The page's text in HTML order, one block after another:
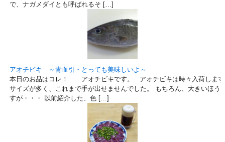
で、ナガメダイとも呼ばれるそ […]
アオチビキ ～青血引・とっても美味しいよ～
本日のお品はコレ！ アオチビキです。 アオチビキは時々入荷します
サイズが多く、これまで手が出せませんでした。 もちろん、大きいほう
すが・・・ 以前紹介した、色 […]